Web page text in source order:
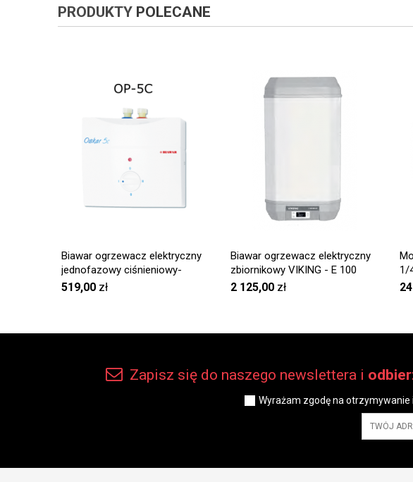
PRODUKTY POLECANE
Biawar ogrzewacz elektryczny
jednofazowy ciśnieniowy-
podumywalkowy Oskar OP - 5 C
519,00 zł
Biawar ogrzewacz elektryczny
zbiornikowy VIKING - E 100
SMART
2 125,00 zł
1/
Zapisz się do naszego newslettera i
Wyrażam zgodę na